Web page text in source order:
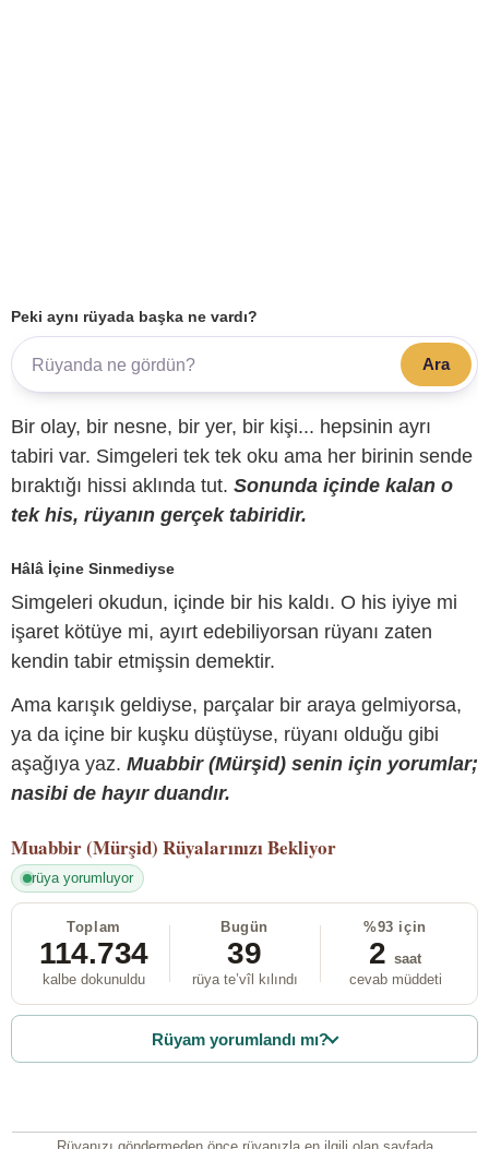
Peki aynı rüyada başka ne vardı?
Ara
Bir olay, bir nesne, bir yer, bir kişi... hepsinin ayrı
tabiri var. Simgeleri tek tek oku ama her birinin sende
bıraktığı hissi aklında tut. Sonunda içinde kalan o
tek his, rüyanın gerçek tabiridir.
Hâlâ İçine Sinmediyse
Simgeleri okudun, içinde bir his kaldı. O his iyiye mi
işaret kötüye mi, ayırt edebiliyorsan rüyanı zaten
kendin tabir etmişsin demektir.
Ama karışık geldiyse, parçalar bir araya gelmiyorsa,
ya da içine bir kuşku düştüyse, rüyanı olduğu gibi
aşağıya yaz. Muabbir (Mürşid) senin için yorumlar;
nasibi de hayır duandır.
Muabbir (Mürşid) Rüyalarınızı Bekliyor
rüya yorumluyor
Toplam
114.734
kalbe dokunuldu
Bugün
39
rüya te’vîl kılındı
%93 için
2 saat
cevab müddeti
Rüyam yorumlandı mı?